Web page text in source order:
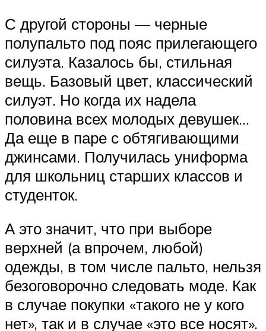
С другой стороны — черные
полупальто под пояс прилегающего
силуэта. Казалось бы, стильная
вещь. Базовый цвет, классический
силуэт. Но когда их надела
половина всех молодых девушек…
Да еще в паре с обтягивающими
джинсами. Получилась униформа
для школьниц старших классов и
студенток.
А это значит, что при выборе
верхней (а впрочем, любой)
одежды, в том числе пальто, нельзя
безоговорочно следовать моде. Как
в случае покупки «такого не у кого
нет», так и в случае «это все носят».